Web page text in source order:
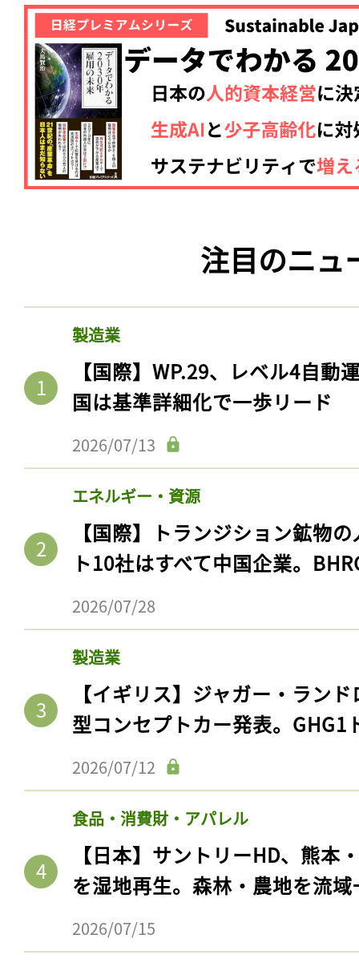
注目のニュ
製造業
【国際】WP.29、レベル4自動
国は基準詳細化で一歩リード
2026/07/13
エネルギー・資源
【国際】トランジション鉱物
ト10社はすべて中国企業。
2026/07/28
製造業
【イギリス】ジャガー・ラン
型コンセプトカー発表。GHG1
2026/07/12
食品・消費財・アパレル
【日本】サントリーHD、熊本
を湿地再生。森林・農地を流
2026/07/15